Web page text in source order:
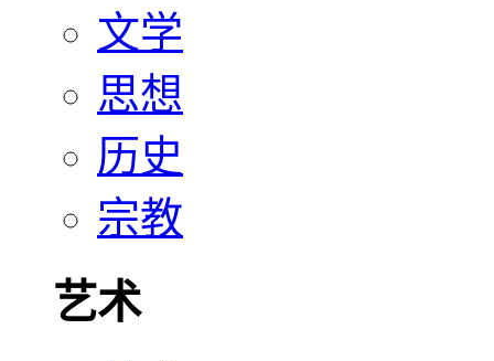
文学
思想
历史
宗教
艺术